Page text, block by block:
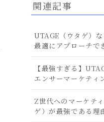
関連記事
UTAGE（ウタゲ）
最適にアプローチで
【最強すぎる】
エンサーマーケティ
Z世代へのマーケテ
ゲ）が最強である理